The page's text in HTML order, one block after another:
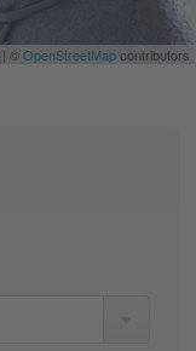
| ©OpenStreetMapcontributors